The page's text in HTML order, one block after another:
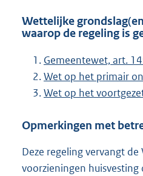
Wettelijke
waarop de regeling is
Gemeentewet, art.
Wet op het primair
Wet op het
Opmerkingen met
Deze regeling vervangt de
voorzieningen